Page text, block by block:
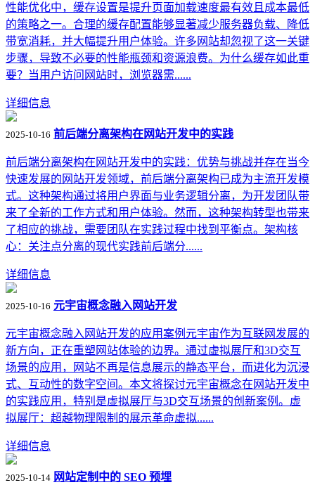
性能优化中，缓存设置是提升页面加载速度最有效且成本最低
的策略之一。合理的缓存配置能够显著减少服务器负载、降低
带宽消耗，并大幅提升用户体验。许多网站却忽视了这一关键
步骤，导致不必要的性能瓶颈和资源浪费。为什么缓存如此重
要？当用户访问网站时，浏览器需......
详细信息
2025-10-16 前后端分离架构在网站开发中的实践
前后端分离架构在网站开发中的实践：优势与挑战并存在当今
快速发展的网站开发领域，前后端分离架构已成为主流开发模
式。这种架构通过将用户界面与业务逻辑分离，为开发团队带
来了全新的工作方式和用户体验。然而，这种架构转型也带来
了相应的挑战，需要团队在实践过程中找到平衡点。架构核
心：关注点分离的现代实践前后端分......
详细信息
2025-10-16 元宇宙概念融入网站开发
元宇宙概念融入网站开发的应用案例元宇宙作为互联网发展的
新方向，正在重塑网站体验的边界。通过虚拟展厅和3D交互
场景的应用，网站不再是信息展示的静态平台，而进化为沉浸
式、互动性的数字空间。本文将探讨元宇宙概念在网站开发中
的实践应用，特别是虚拟展厅与3D交互场景的创新案例。虚
拟展厅：超越物理限制的展示革命虚拟......
详细信息
2025-10-14 网站定制中的 SEO 预埋